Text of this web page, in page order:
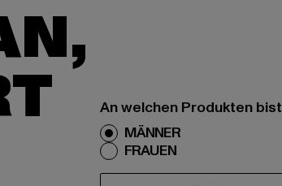
An welchen Produkten
MÄNNER
FRAUEN